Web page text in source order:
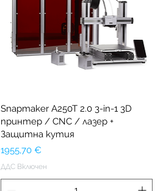
Snapmaker A250T 2.0 3-in-1 3D
принтер / CNC / лазер +
Защитна кутия
Цена
1955,70 €
ДДС Включен